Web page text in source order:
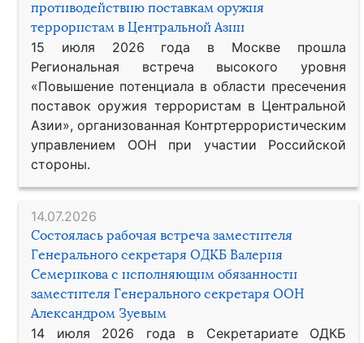
противодействию поставкам оружия
террористам в Центральной Азии
15 июля 2026 года в Москве прошла
Региональная встреча высокого уровня
«Повышение потенциала в области пресечения
поставок оружия террористам в Центральной
Азии», организованная Контртеррористическим
управлением ООН при участии Российской
стороны.
14.07.2026
Состоялась рабочая встреча заместителя
Генерального секретаря ОДКБ Валерия
Семерикова с исполняющим обязанности
заместителя Генерального секретаря ООН
Александром Зуевым
14 июля 2026 года в Секретариате ОДКБ